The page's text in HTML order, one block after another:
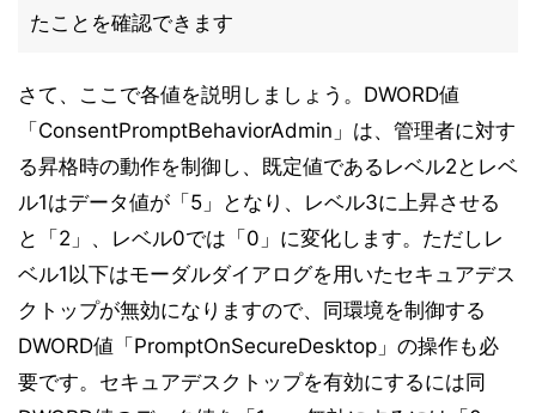
たことを確認できます
さて、ここで各値を説明しましょう。DWORD値
「ConsentPromptBehaviorAdmin」は、管理者に対す
る昇格時の動作を制御し、既定値であるレベル2とレベ
ル1はデータ値が「5」となり、レベル3に上昇させる
と「2」、レベル0では「0」に変化します。ただしレ
ベル1以下はモーダルダイアログを用いたセキュアデス
クトップが無効になりますので、同環境を制御する
DWORD値「PromptOnSecureDesktop」の操作も必
要です。セキュアデスクトップを有効にするには同